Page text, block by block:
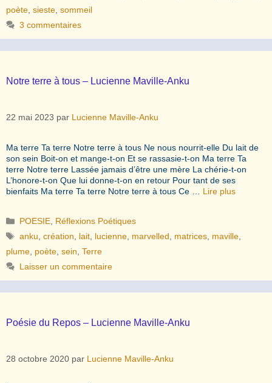
poète sieste sommeil
3 commentaires
Notre terre à tous – Lucienne Maville-Anku
22 mai 2023 par Lucienne Maville-Anku
Ma terre Ta terre Notre terre à tous Ne nous nourrit-elle Du lait de
son sein Boit-on et mange-t-on Et se rassasie-t-on Ma terre Ta
terre Notre terre Lassée jamais d’être une mère La chérie-t-on
L’honore-t-on Que lui donne-t-on en retour Pour tant de ses
bienfaits Ma terre Ta terre Notre terre à tous Ce … Lire plus
Catégories
POESIE Réflexions Poétiques
Étiquettes
anku ,création lait lucienne marvelled matrices maville
plume poète sein Terre
Laisser un commentaire
Poésie du Repos – Lucienne Maville-Anku
28 octobre 2020 par Lucienne Maville-Anku